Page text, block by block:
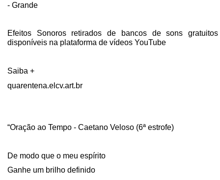
- Grande
Efeitos Sonoros retirados de bancos de sons gratuitos
disponíveis na plataforma de vídeos YouTube
Saiba +
quarentena.elcv.art.br
“Oração ao Tempo - Caetano Veloso (6ª estrofe)
De modo que o meu espírito
Ganhe um brilho definido